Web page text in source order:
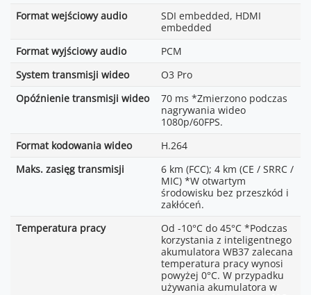
Format wejściowy audio
SDI embedded, HDMI
embedded
Format wyjściowy audio
PCM
System transmisji wideo
O3 Pro
Opóźnienie transmisji wideo
70 ms *Zmierzono podczas
nagrywania wideo
1080p/60FPS.
Format kodowania wideo
H.264
Maks. zasięg transmisji
6 km (FCC); 4 km (CE / SRRC /
MIC) *W otwartym
środowisku bez przeszkód i
zakłóceń.
Temperatura pracy
Od -10°C do 45°C *Podczas
korzystania z inteligentnego
akumulatora WB37 zalecana
temperatura pracy wynosi
powyżej 0°C. W przypadku
używania akumulatora w